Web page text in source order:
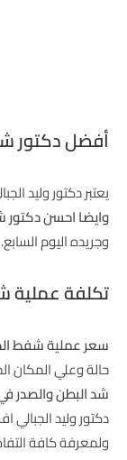
أفضل دكتور
يعتبر دكتور وليد
وايضا احسن
وجريده اليوم السابع.
تكلفة
سعر عملية شفط
حالة وعلي المكان
شد البطن والصدر
دكتور وليد الجبالي
ولمعرفة كافة